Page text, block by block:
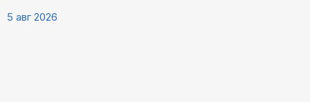
5 авг 2026